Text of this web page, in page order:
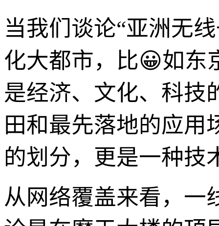
当我们谈论“亚洲无
化大都市，比😀如东
是经济、文化、科技
田和最先落地的应用
的划分，更是一种技
从网络覆盖来看，一